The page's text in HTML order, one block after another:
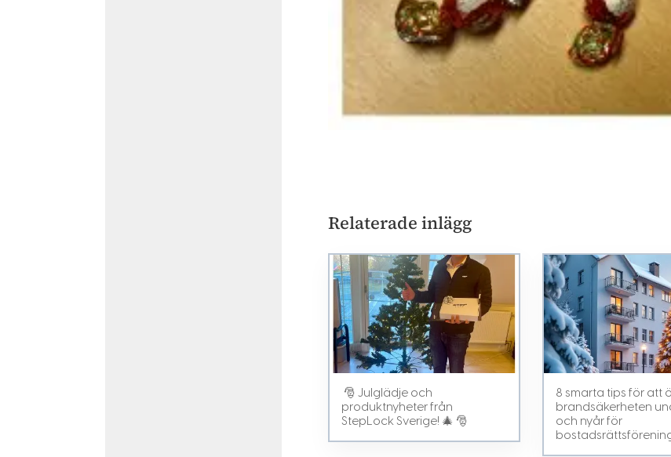
Relaterade inlägg
🎅 Julglädje och
produktnyheter från
StepLock Sverige! 🎄 🎅
8 smarta tips för att
brandsäkerheten
och nyår för